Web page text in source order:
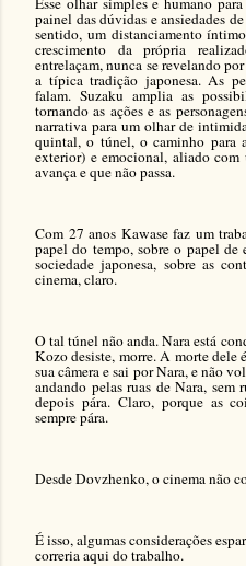
painel das dúvidas e ansiedades
sentido, um distanciamento
crescimento da própria
entrelaçam, nunca se revelando
a típica tradição japonesa. As
falam. Suzaku amplia as
tornando as ações e as
narrativa para um olhar de
quintal, o túnel, o caminho para
exterior) e emocional, aliado
avança e que não passa.
Com 27 anos Kawase faz um
papel do tempo, sobre o papel de
sociedade japonesa, sobre as
cinema, claro.
O tal túnel não anda. Nara está
Kozo desiste, morre. A morte dele
sua câmera e sai por Nara, e não
andando pelas ruas de Nara, sem
depois pára. Claro, porque as
sempre pára.
Desde Dovzhenko, o cinema não
É isso, algumas considerações
correria aqui do trabalho.